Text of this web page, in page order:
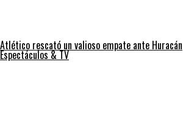
Atlético rescató un valioso empate ante Huracán
Espectáculos & TV